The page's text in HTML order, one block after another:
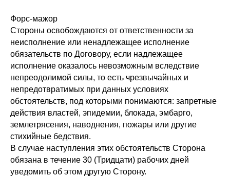
Форс-мажор
Стороны освобождаются от ответственности за
неисполнение или ненадлежащее исполнение
обязательств по Договору, если надлежащее
исполнение оказалось невозможным вследствие
непреодолимой силы, то есть чрезвычайных и
непредотвратимых при данных условиях
обстоятельств, под которыми понимаются: запретные
действия властей, эпидемии, блокада, эмбарго,
землетрясения, наводнения, пожары или другие
стихийные бедствия.
В случае наступления этих обстоятельств Сторона
обязана в течение 30 (Тридцати) рабочих дней
уведомить об этом другую Сторону.